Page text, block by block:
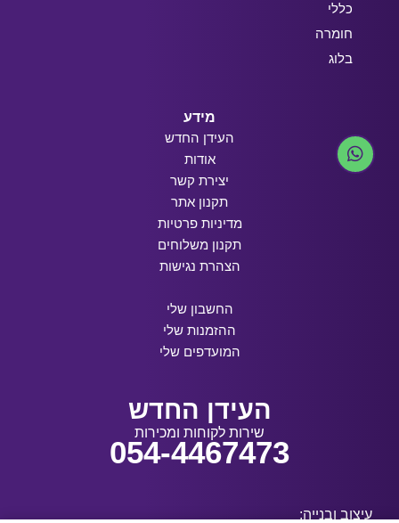
כללי
חומרה
בלוג
מידע
העידן החדש
אודות
יצירת קשר
תקנון אתר
מדיניות פרטיות
תקנון משלוחים
הצהרת נגישות
החשבון שלי
ההזמנות שלי
המועדפים שלי
העידן החדש
שירות לקוחות ומכירות
054-4467473
עיצוב ובנייה: